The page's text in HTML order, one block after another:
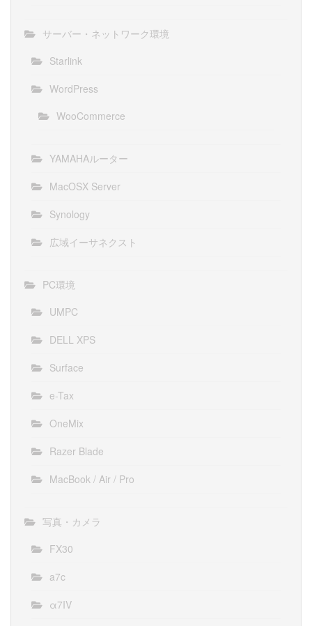
サーバー・ネットワーク環境
Starlink
WordPress
WooCommerce
YAMAHAルーター
MacOSX Server
Synology
広域イーサネクスト
PC環境
UMPC
DELL XPS
Surface
e-Tax
OneMix
Razer Blade
MacBook / Air / Pro
写真・カメラ
FX30
a7c
α7IV